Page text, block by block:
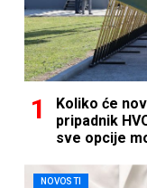
Koliko će
pripadnik
sve opcije
NOVOSTI